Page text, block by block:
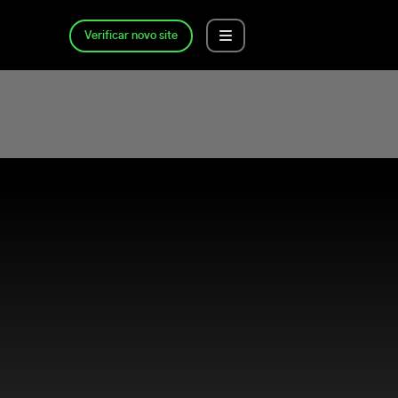
Verificar novo site